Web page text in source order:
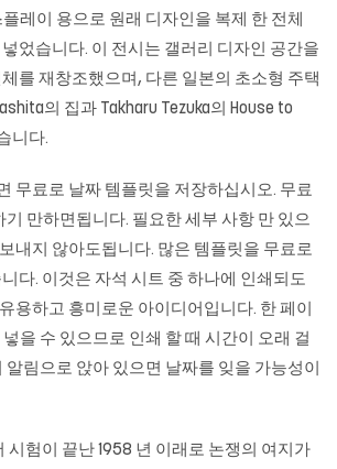
레이 용으로 원래 디자인을 복제 한 전체
었습니다. 이 전시는 갤러리 디자인 공간을
를 재창조했으며, 다른 일본의 초소형 주택
의 집과 Takharu Tezuka의 House to
니다.
무료로 날짜 템플릿을 저장하십시오. 무료
기 만하면됩니다. 필요한 세부 사항 만 있으
내지 않아도됩니다. 많은 템플릿을 무료로
다. 이것은 자석 시트 중 하나에 인쇄되도
용하고 흥미로운 아이디어입니다. 한 페이
넣을 수 있으므로 인쇄 할 때 시간이 오래 걸
알림으로 앉아 있으면 날짜를 잊을 가능성이
시험이 끝난 1958 년 이래로 논쟁의 여지가